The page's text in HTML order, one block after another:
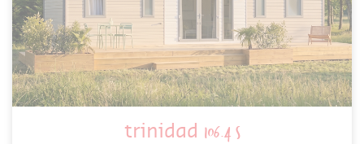
trinidad 106.4 s